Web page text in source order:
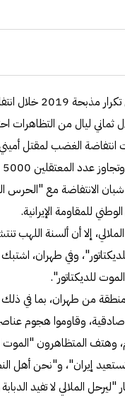
طهران، عواصم -
واعتقل الآلاف خلال ثماني ليال من
الانتفاضة مع "الحرس
للمقاومة الإيرانية.
إلا أن ألسنة اللهب
وفي طهران،
للديكتاتور".
وتشير التقارير إلى أن الشباب تظاهروا في 21
وقاوموا هجوم عناصر
المتظاهرون "الموت
إيران"، و"نحن أهل
"ليرحل الملالي لا تفيد